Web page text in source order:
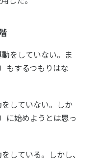
をしていない。ま
もするつもりはな
していない。しか
に始めようとは思っ
している。しかし、